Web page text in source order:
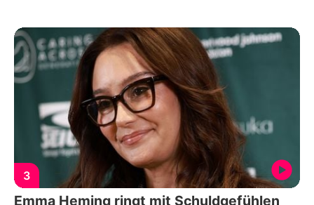
3
Emma Heming ringt mit Schuldgefühlen